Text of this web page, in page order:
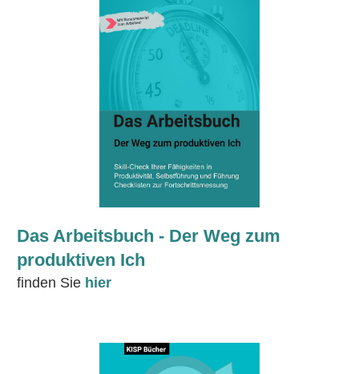
Das Arbeitsbuch - Der Weg zum
produktiven Ich
finden Sie hier